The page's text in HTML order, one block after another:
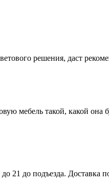
решения, даст
мебель такой, какой
до 21 до подъезда.